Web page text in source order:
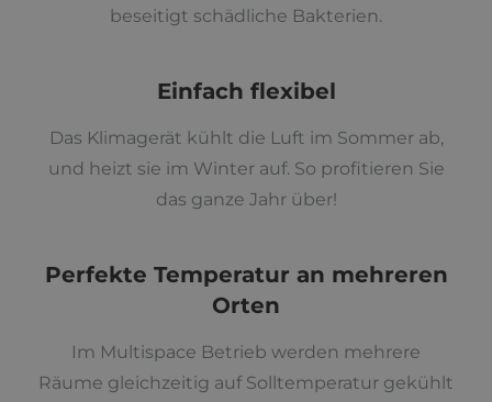
beseitigt schädliche Bakterien.
Einfach flexibel
Das Klimagerät kühlt die Luft im Sommer ab,
und heizt sie im Winter auf. So profitieren Sie
das ganze Jahr über!
Perfekte Temperatur an mehreren
Orten
Im Multispace Betrieb werden mehrere
Räume gleichzeitig auf Solltemperatur gekühlt